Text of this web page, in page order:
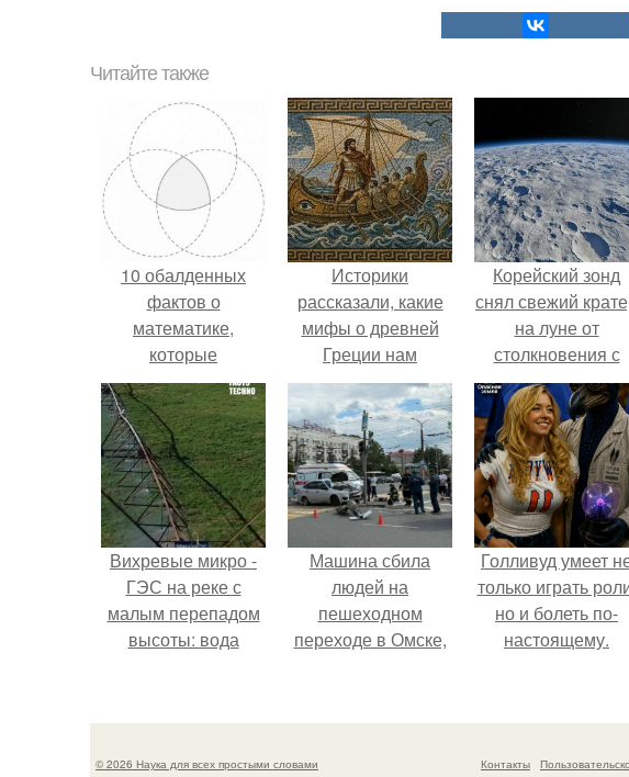
Читайте также
10 обалденных
фактов о
математике,
которые
понравятся даже
гуманитариям.
Историки
рассказали, какие
мифы о древней
Греции нам
навязало кино.
Корейский зонд
снял свежий
на луне от
столкновения с
обломком Falcon
Вихревые микро -
ГЭС на реке с
малым перепадом
высоты: вода
вращает
турбину.
Машина сбила
людей на
пешеходном
переходе в Омске,
Голливуд умеет
только играть
но и болеть по-
настоящему.
© 2026 Наука для всех простыми словами Контакты